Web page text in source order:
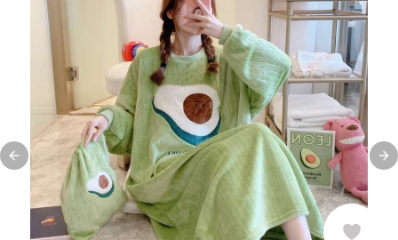
Previous slide